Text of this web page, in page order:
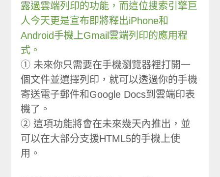
露過雲端列印的功能，而這位搜索引擎巨
人今天更是宣布即將釋出iPhone和
Android手機上Gmail雲端列印的應用程
式。
① 未來你只需要在手機瀏覽器裡打開一
個文件並選擇列印，就可以透過你的手機
寄送電子郵件和Google Docs到雲端印表
機了。
② 這項功能將會在未來幾天內推出，並
可以在大部分支援HTML5的手機上使
用。